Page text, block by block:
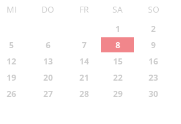
MI DO FR SA
SO
1
2
5 6 7 8
9
12 13 14 15
16
19 20 21 22
23
26 27 28 29
30